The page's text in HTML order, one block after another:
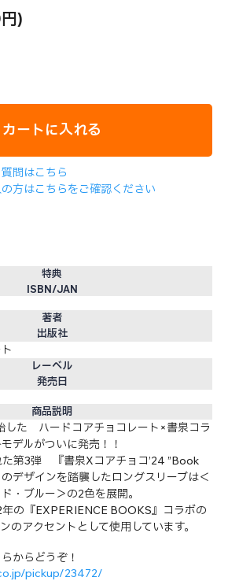
)
カートに入れる
問はこちら
方はこちらをご確認ください
特典
ISBN/JAN
著者
出版社
レーベル
発売日
商品説明
した ハードコアチョコレート×書泉コラ
デルがついに発売！！
第3弾 『書泉Xコアチョコ’24 ”Book
デザインを踏襲したロングスリーブは＜
・ブルー＞の2色を展開。
の『EXPERIENCE BOOKS』コラボの
のアクセントとして使用しています。
からどうぞ！
pickup/23472/